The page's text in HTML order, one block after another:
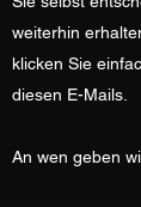
weiterhin
klicken Sie
diesen E-Mails.
An wen geben